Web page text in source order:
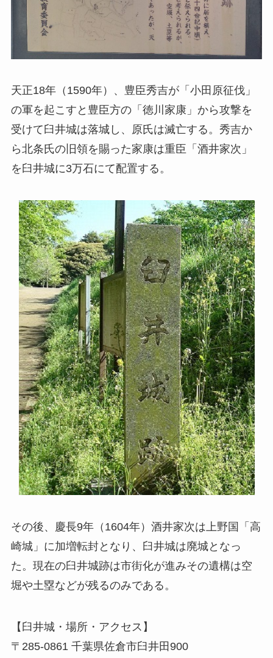
天正18年（1590年）、豊臣秀吉が「小田原征伐」
の軍を起こすと豊臣方の「徳川家康」から攻撃を
受けて臼井城は落城し、原氏は滅亡する。秀吉か
ら北条氏の旧領を賜った家康は重臣「酒井家次」
を臼井城に3万石にて配置する。
その後、慶長9年（1604年）酒井家次は上野国「高
崎城」に加増転封となり、臼井城は廃城となっ
た。現在の臼井城跡は市街化が進みその遺構は空
堀や土塁などが残るのみである。
【臼井城・場所・アクセス】
〒285-0861 千葉県佐倉市臼井田900